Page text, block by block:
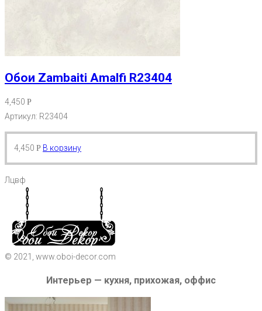
Обои Zambaiti Amalfi R23404
4,450 Р
Артикул: R23404
4,450 Р В корзину
Лцвф
© 2021, www.oboi-decor.com
Интерьер — кухня, прихожая, оффис